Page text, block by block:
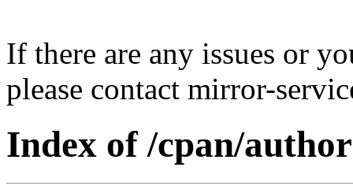
If there are any issues or
please contact mirror-
Index of /cpan/